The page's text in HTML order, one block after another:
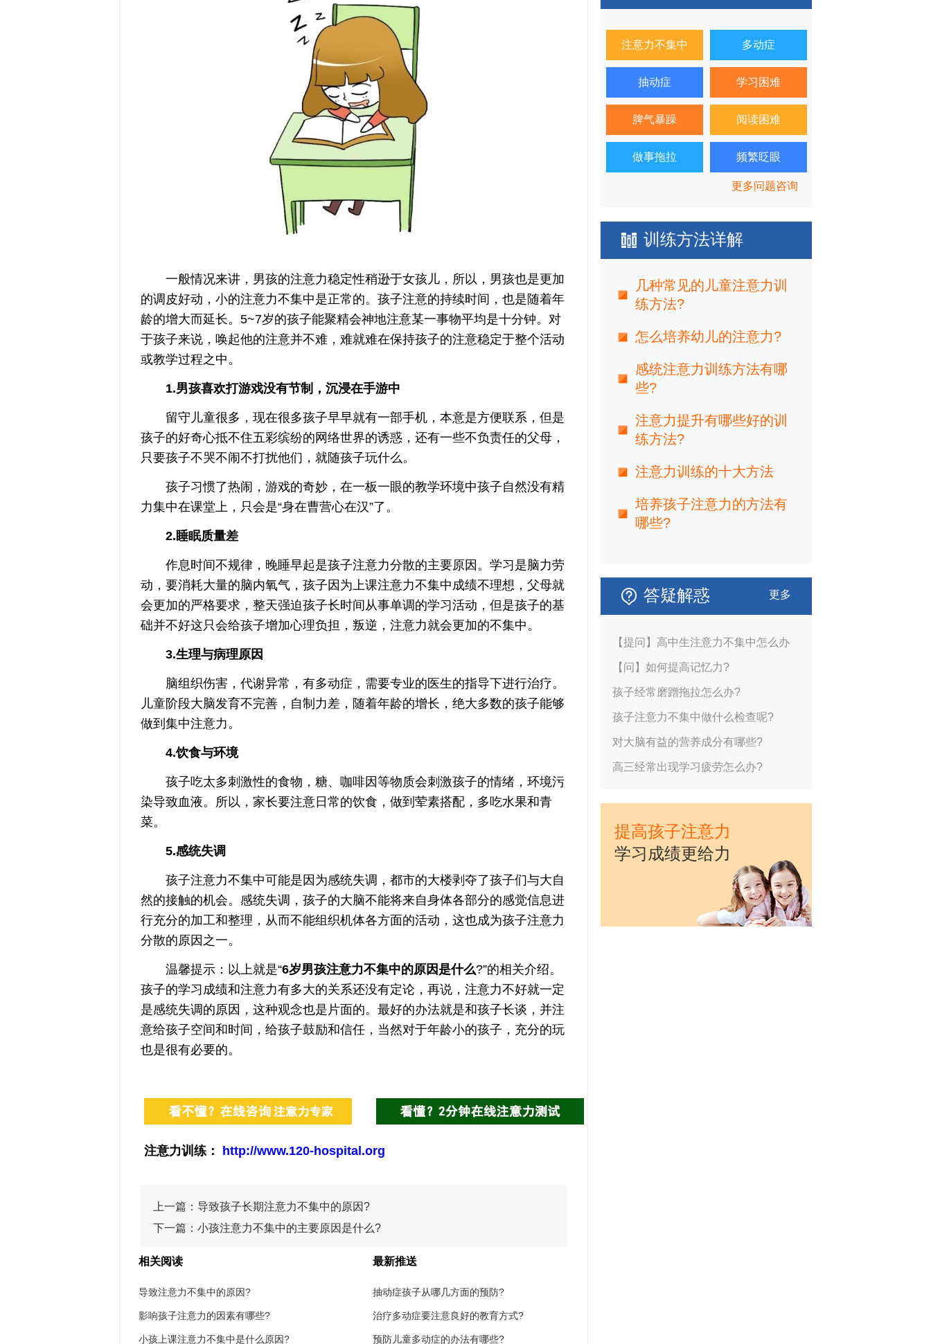
一般情况来讲，男孩的注意力稳定性稍逊于女孩儿，所以，男孩也是更加
的调皮好动，小的注意力不集中是正常的。孩子注意的持续时间，也是随着年
龄的增大而延长。5~7岁的孩子能聚精会神地注意某一事物平均是十分钟。对
于孩子来说，唤起他的注意并不难，难就难在保持孩子的注意稳定于整个活动
或教学过程之中。
1.男孩喜欢打游戏没有节制，沉浸在手游中
留守儿童很多，现在很多孩子早早就有一部手机，本意是方便联系，但是
孩子的好奇心抵不住五彩缤纷的网络世界的诱惑，还有一些不负责任的父母，
只要孩子不哭不闹不打扰他们，就随孩子玩什么。
孩子习惯了热闹，游戏的奇妙，在一板一眼的教学环境中孩子自然没有精
力集中在课堂上，只会是“身在曹营心在汉”了。
2.睡眠质量差
作息时间不规律，晚睡早起是孩子注意力分散的主要原因。学习是脑力劳
动，要消耗大量的脑内氧气，孩子因为上课注意力不集中成绩不理想，父母就
会更加的严格要求，整天强迫孩子长时间从事单调的学习活动，但是孩子的基
础并不好这只会给孩子增加心理负担，叛逆，注意力就会更加的不集中。
3.生理与病理原因
脑组织伤害，代谢异常，有多动症，需要专业的医生的指导下进行治疗。
儿童阶段大脑发育不完善，自制力差，随着年龄的增长，绝大多数的孩子能够
做到集中注意力。
4.饮食与环境
孩子吃太多刺激性的食物，糖、咖啡因等物质会刺激孩子的情绪，环境污
染导致血液。所以，家长要注意日常的饮食，做到荤素搭配，多吃水果和青
菜。
5.感统失调
孩子注意力不集中可能是因为感统失调，都市的大楼剥夺了孩子们与大自
然的接触的机会。感统失调，孩子的大脑不能将来自身体各部分的感觉信息进
行充分的加工和整理，从而不能组织机体各方面的活动，这也成为孩子注意力
分散的原因之一。
温馨提示：以上就是“6岁男孩注意力不集中的原因是什么?”的相关介绍。
孩子的学习成绩和注意力有多大的关系还没有定论，再说，注意力不好就一定
是感统失调的原因，这种观念也是片面的。最好的办法就是和孩子长谈，并注
意给孩子空间和时间，给孩子鼓励和信任，当然对于年龄小的孩子，充分的玩
也是很有必要的。
注意力训练： http://www.120-hospital.org
上一篇： 导致孩子长期注意力不集中的原因?
下一篇： 小孩注意力不集中的主要原因是什么?
相关阅读
导致注意力不集中的原因?
影响孩子注意力的因素有哪些?
小孩上课注意力不集中是什么原因?
最新推送
抽动症孩子从哪几方面的预防?
治疗多动症要注意良好的教育方式?
预防儿童多动症的办法有哪些?
注意力不集中 多动症
抽动症 学习困难
脾气暴躁 阅读困难
做事拖拉 频繁眨眼
更多问题咨询
训练方法详解
几种常见的儿童注意力训
练方法?
怎么培养幼儿的注意力?
感统注意力训练方法有哪
些?
注意力提升有哪些好的训
练方法?
注意力训练的十大方法
培养孩子注意力的方法有
哪些?
答疑解惑 更多
【提问】高中生注意力不集中怎么办
【问】如何提高记忆力?
孩子经常磨蹭拖拉怎么办?
孩子注意力不集中做什么检查呢?
对大脑有益的营养成分有哪些?
高三经常出现学习疲劳怎么办?
提高孩子注意力
学习成绩更给力